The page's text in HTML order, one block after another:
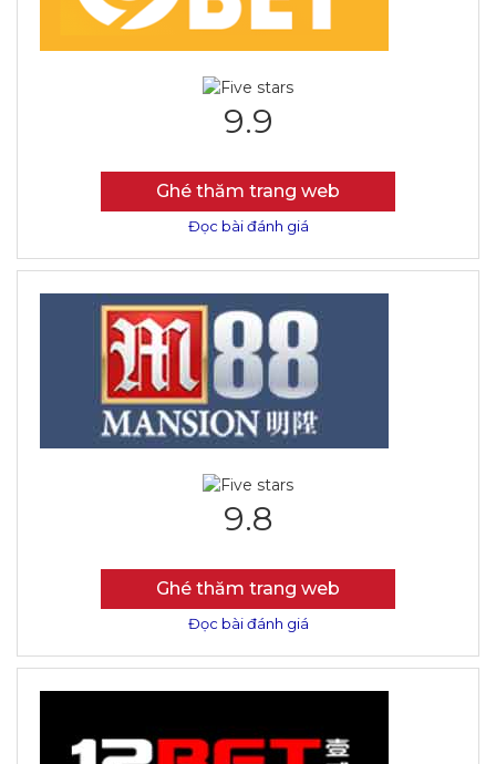
9.9
Ghé thăm trang web
Đọc bài đánh giá
9.8
Ghé thăm trang web
Đọc bài đánh giá